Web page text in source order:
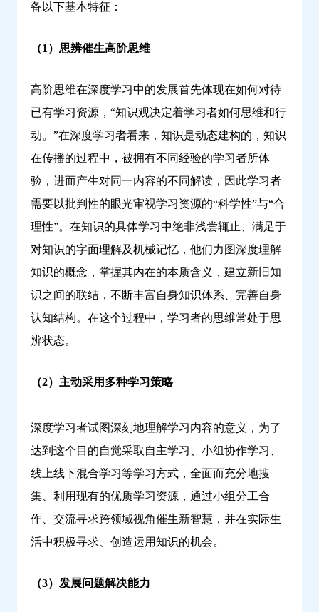
备以下基本特征：
（1）思辨催生高阶思维
高阶思维在深度学习中的发展首先体现在如何对待
已有学习资源，“知识观决定着学习者如何思维和行
动。”在深度学习者看来，知识是动态建构的，知识
在传播的过程中，被拥有不同经验的学习者所体
验，进而产生对同一内容的不同解读，因此学习者
需要以批判性的眼光审视学习资源的“科学性”与“合
理性”。在知识的具体学习中绝非浅尝辄止、满足于
对知识的字面理解及机械记忆，他们力图深度理解
知识的概念，掌握其内在的本质含义，建立新旧知
识之间的联结，不断丰富自身知识体系、完善自身
认知结构。在这个过程中，学习者的思维常处于思
辨状态。
（2）主动采用多种学习策略
深度学习者试图深刻地理解学习内容的意义，为了
达到这个目的自觉采取自主学习、小组协作学习、
线上线下混合学习等学习方式，全面而充分地搜
集、利用现有的优质学习资源，通过小组分工合
作、交流寻求跨领域视角催生新智慧，并在实际生
活中积极寻求、创造运用知识的机会。
（3）发展问题解决能力